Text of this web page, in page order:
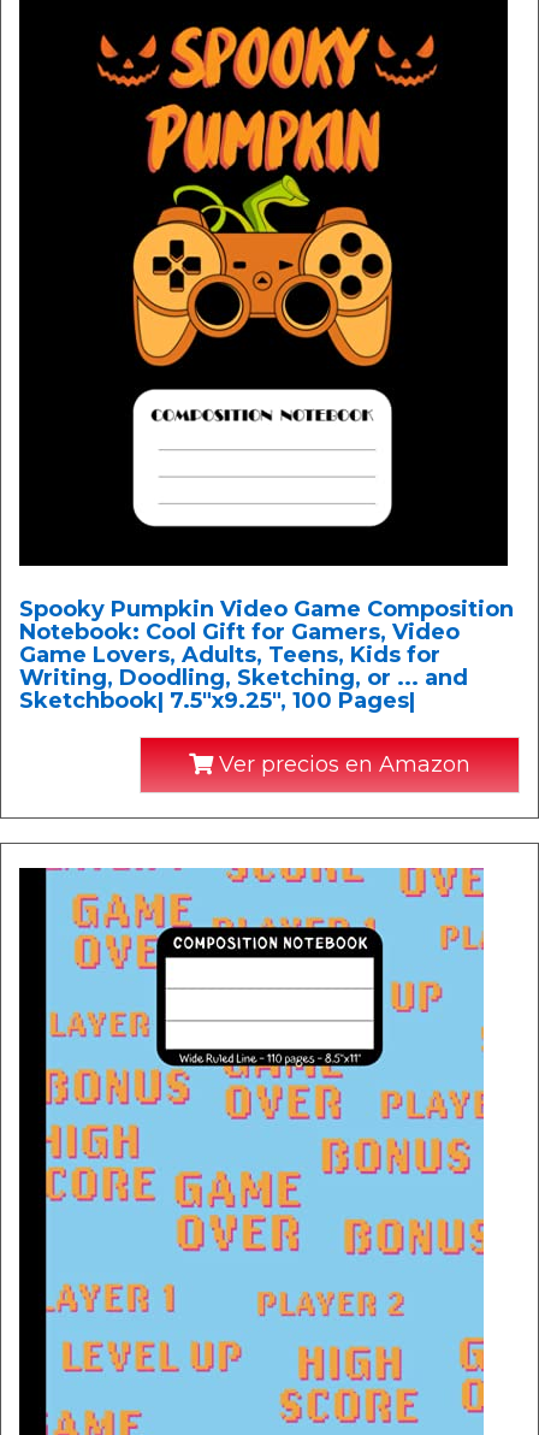
Spooky Pumpkin Video Game Composition
Notebook: Cool Gift for Gamers, Video
Game Lovers, Adults, Teens, Kids for
Writing, Doodling, Sketching, or ... and
Sketchbook| 7.5"x9.25", 100 Pages|
Ver precios en Amazon